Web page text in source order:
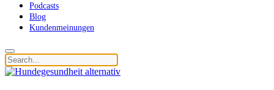
Podcasts
Blog
Kundenmeinungen